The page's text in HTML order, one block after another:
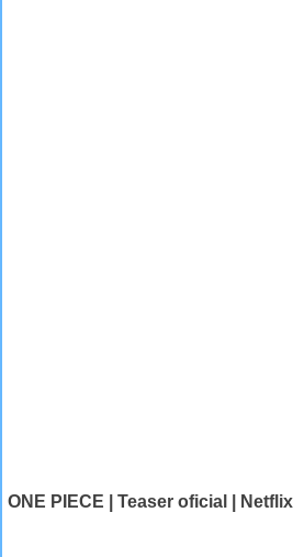
ONE PIECE | Teaser oficial | Netflix